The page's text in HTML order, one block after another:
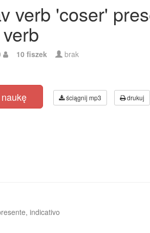
verb 'coser'
10 fiszek brak
ściągnij mp3 drukuj
indicativo